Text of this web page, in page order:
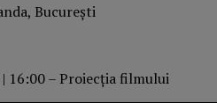
București
16:00 – Proiecția filmului